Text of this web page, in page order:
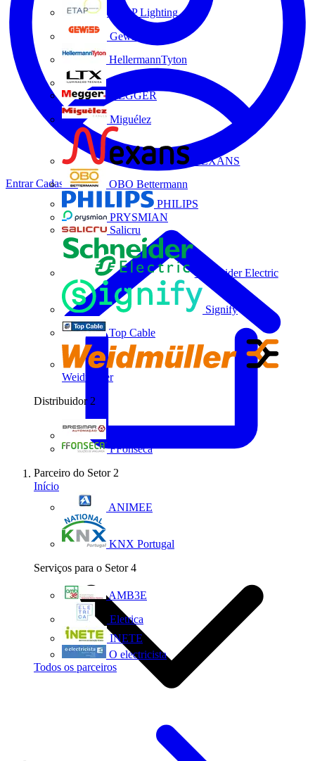
ETAP Lighting
Gewiss
HellermannTyton
MEGGER
Miguélez
NEXANS
OBO Bettermann
PHILIPS
PRYSMIAN
Salicru
Schneider Electric
Signify
Top Cable
Weidmüller
Distribuidor 2
FFonseca
Parceiro do Setor 2
ANIMEE
KNX Portugal
Serviços para o Setor 4
AMB3E
Eletrica
INETE
O electricista
Todos os parceiros
EntrarCadastrar
Início